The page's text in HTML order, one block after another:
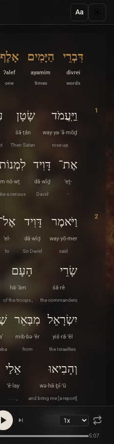
Aa
דִּבְרֵי
divrei
words
הַיָּמִים
ayamim
times
אָלֶף
ʔalef
one
1 וַיַּֽעֲמֹד
way·ya·‘ă·mōḏ
rose up
שָׂטָן
śā·ṭān
Then Satan
אֶת־
’eṯ-
-
דָּוִיד
dā·wîḏ
David
לִמְנוֹת
a census
2 וַיֹּאמֶר
way·yō·mer
said
דָּוִיד
dā·wîḏ
So David
’el-
to
שָׂרֵי
śā·rê
the commanders
הָעָם
hā·‘ām
of the troops ,
יִשְׂרָאֵל
yiś·rā·’êl
the Israelites
מִבְּאֵר
mib·bə·’êr
from
וְהָבִיאוּ
wə·hā·ḇî·’ū
and bring me [a report]
אֵלַי
’ê·lay
. . . ,
מִסְפָּרָֽם׃
mis·pā·rām 5:07